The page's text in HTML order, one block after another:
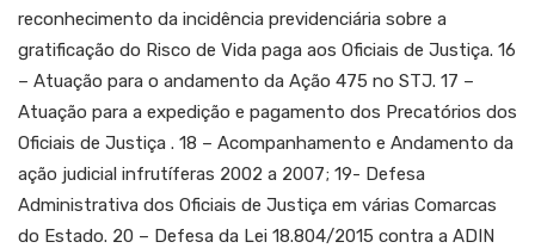
reconhecimento da incidência previdenciária sobre a
gratificação do Risco de Vida paga aos Oficiais de Justiça. 16
– Atuação para o andamento da Ação 475 no STJ. 17 –
Atuação para a expedição e pagamento dos Precatórios dos
Oficiais de Justiça . 18 – Acompanhamento e Andamento da
ação judicial infrutíferas 2002 a 2007; 19- Defesa
Administrativa dos Oficiais de Justiça em várias Comarcas
do Estado. 20 – Defesa da Lei 18.804/2015 contra a ADIN